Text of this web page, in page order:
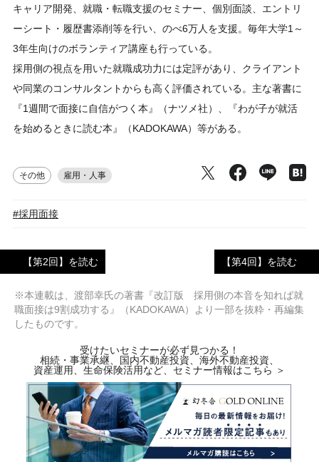
キャリア開発、就職・転職支援のセミナー、個別面談、エントリ
ーシート・履歴書添削等を行い、のべ6万人を支援。毎年大学1～
3年生向けのボランティア講座も行っている。
採用側の視点を用いた就職成功力には定評があり、クライアント
や同業のコンサルタントからも高く評価されている。主な著書に
『1週間で面接に自信がつく本』（ナツメ社）、『わが子が就活
を始めるときに読む本』（KADOKAWA）等がある。
その他 雇用・人事
#採用面接
【第2回】を読む 【第4回】を読む
※本連載は、渡部幸氏の著書『改訂版 採用側の本音を知れば就
職面接は9割成功する』（KADOKAWA）より一部を抜粋・再編集
したものです。
受けたいセミナーが必ず見つかる！
相続・事業承継、国内不動産投資、海外不動産投資、
資産運用、生命保険活用など、セミナー情報はこちら ＞